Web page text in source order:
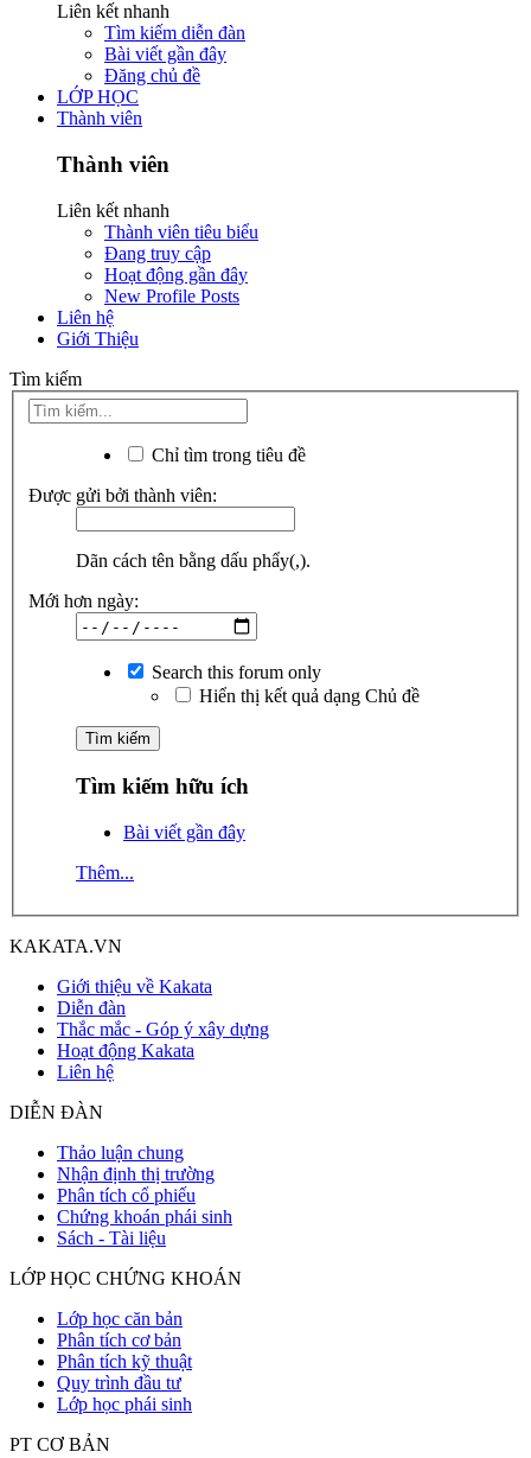
Liên kết nhanh
Tìm kiếm diễn đàn
Bài viết gần đây
Đăng chủ đề
LỚP HỌC
Thành viên
Thành viên
Liên kết nhanh
Thành viên tiêu biểu
Đang truy cập
Hoạt động gần đây
New Profile Posts
Liên hệ
Giới Thiệu
Tìm kiếm
Chỉ tìm trong tiêu đề
Được gửi bởi thành viên:
Dãn cách tên bằng dấu phẩy(,).
Mới hơn ngày:
Search this forum only
Hiển thị kết quả dạng Chủ đề
Tìm kiếm hữu ích
Bài viết gần đây
Thêm...
KAKATA.VN
Giới thiệu về Kakata
Diễn đàn
Thắc mắc - Góp ý xây dựng
Hoạt động Kakata
Liên hệ
DIỄN ĐÀN
Thảo luận chung
Nhận định thị trường
Phân tích cổ phiếu
Chứng khoán phái sinh
Sách - Tài liệu
LỚP HỌC CHỨNG KHOÁN
Lớp học căn bản
Phân tích cơ bản
Phân tích kỹ thuật
Quy trình đầu tư
Lớp học phái sinh
PT CƠ BẢN